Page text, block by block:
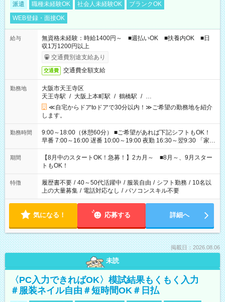
派遣 職種未経験OK 社会人未経験OK
ブランクOK
WEB登録・面接OK
給与
無資格未経験：時給1400円～ ■週払いOK ■扶養内OK ■日
収1万1200円以上
交通費別途支給あり
交通費 交通費全額支給
勤務地
大阪市天王寺区
天王寺駅 / 大阪上本町駅 / 鶴橋駅 / …
≪自宅からドアtoドアで30分以内！≫ご希望の勤務地を紹介
します。
勤務時間
9:00～18:00（休憩60分） ■ご希望があれば下記シフトもOK！
早番 7:00～16:00 遅番 10:00～19:00 夜勤 16:30～翌9:30 「家族
と休みを合わせたい」 「余裕を持って夕飯の準備がしたい」
「できれば残業はしたくない」 など、ご希望を教えてください
ね。 ※Wワーク希望の方へ 今ご覧のお仕事で希望する勤務時間
と、もう1つのお仕事の勤務時間。 合計で週40時間を超える場
合は応募できません。
期間
【8月中のスタートOK！急募！】2カ月～ ■8月～、9月スター
トもOK！
特徴 履歴書不要 / 40～50代活躍中 / 服装自由 / シフト勤務 / 10名以
上の大量募集 / 電話対応なし / パソコンスキル不要
気になる！ 応募する 詳細へ
掲載日：2026.08.06
未読
〈PC入力できればOK〉模試結果もくもく入力
＃服装ネイル自由＃短時間OK＃日払